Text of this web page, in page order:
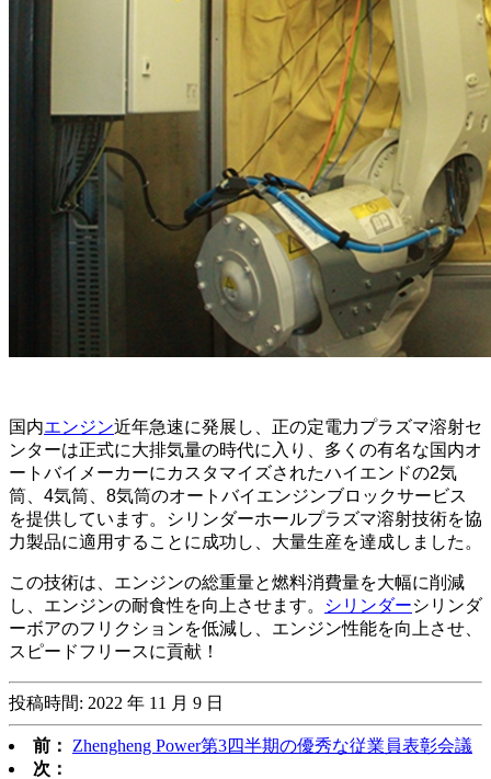
国内エンジン近年急速に発展し、正の定電力プラズマ溶射セ
ンターは正式に大排気量の時代に入り、多くの有名な国内オ
ートバイメーカーにカスタマイズされたハイエンドの2気
筒、4気筒、8気筒のオートバイエンジンブロックサービス
を提供しています。シリンダーホールプラズマ溶射技術を協
力製品に適用することに成功し、大量生産を達成しました。
この技術は、エンジンの総重量と燃料消費量を大幅に削減
し、エンジンの耐食性を向上させます。
シリンダーシリンダ
ーボアのフリクションを低減し、エンジン性能を向上させ、
スピードフリースに貢献！
投稿時間: 2022 年 11 月 9 日
前： Zhengheng Power第3四半期の優秀な従業員表彰会議
次：